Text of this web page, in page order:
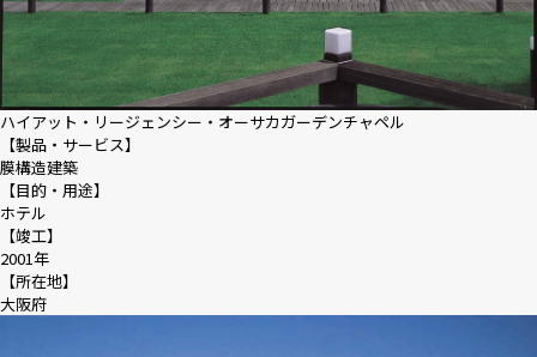
ハイアット・リージェンシー・オーサカガーデンチャペル
【製品・サービス】
膜構造建築
【目的・用途】
ホテル
【竣工】
2001年
【所在地】
大阪府